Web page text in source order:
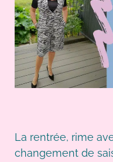
La rentrée, rime
changement de